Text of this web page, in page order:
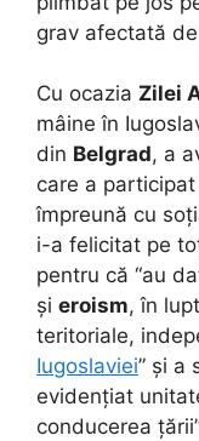
grav afectată
Cu ocazia Zilei
mâine în
din Belgrad, a
care a participat
împreună cu
i-a felicitat pe
pentru că “au
și eroism, în
teritoriale,
Iugoslaviei” și a
evidențiat
conducerea